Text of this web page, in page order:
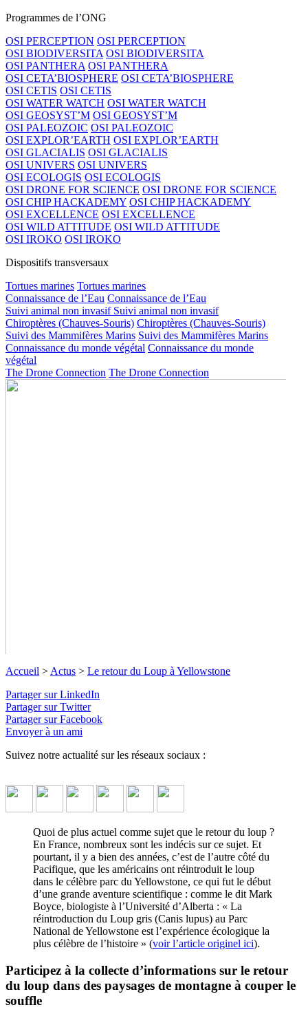
Programmes de l’ONG
OSI PERCEPTION OSI PERCEPTION
OSI BIODIVERSITA OSI BIODIVERSITA
OSI PANTHERA OSI PANTHERA
OSI CETA’BIOSPHERE OSI CETA’BIOSPHERE
OSI CETIS OSI CETIS
OSI WATER WATCH OSI WATER WATCH
OSI GEOSYST’M OSI GEOSYST’M
OSI PALEOZOIC OSI PALEOZOIC
OSI EXPLOR’EARTH OSI EXPLOR’EARTH
OSI GLACIALIS OSI GLACIALIS
OSI UNIVERS OSI UNIVERS
OSI ECOLOGIS OSI ECOLOGIS
OSI DRONE FOR SCIENCE OSI DRONE FOR SCIENCE
OSI CHIP HACKADEMY OSI CHIP HACKADEMY
OSI EXCELLENCE OSI EXCELLENCE
OSI WILD ATTITUDE OSI WILD ATTITUDE
OSI IROKO OSI IROKO
Dispositifs transversaux
Tortues marines Tortues marines
Connaissance de l’Eau Connaissance de l’Eau
Suivi animal non invasif Suivi animal non invasif
Chiroptères (Chauves-Souris) Chiroptères (Chauves-Souris)
Suivi des Mammifères Marins Suivi des Mammifères Marins
Connaissance du monde végétal Connaissance du monde
végétal
The Drone Connection The Drone Connection
Le retour du Loup à Yellowstone
Le retour du Loup dans ce célèbre parc américain peut nous
Accueil > Actus > Le retour du Loup à Yellowstone
Partager sur LinkedIn
Partager sur Twitter
Partager sur Facebook
Envoyer à un ami
Suivez notre actualité sur les réseaux sociaux :
Quoi de plus actuel comme sujet que le retour du loup ?
En France, nombreux sont les indécis sur ce sujet. Et
pourtant, il y a bien des années, c’est de l’autre côté du
Pacifique, que les américains ont réintroduit le loup
dans le célèbre parc du Yellowstone, ce qui fut le début
d’une grande aventure scientifique : comme le dit Mark
Boyce, biologiste à l’Université d’Alberta : « La
réintroduction du Loup gris (Canis lupus) au Parc
National de Yellowstone est l’expérience écologique la
plus célèbre de l’histoire » (voir l’article originel ici).
Participez à la collecte d’informations sur le retour
du loup dans des paysages de montagne à couper le
souffle